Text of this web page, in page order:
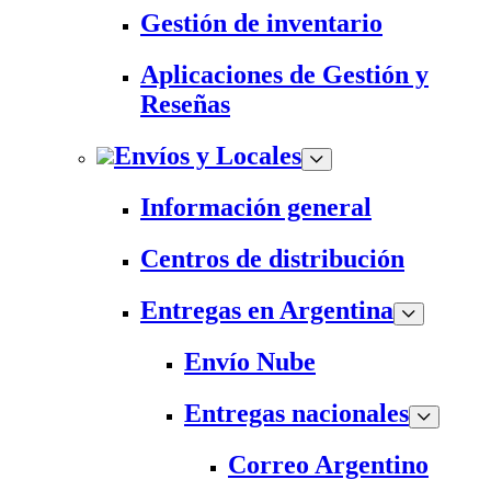
Gestión de inventario
Aplicaciones de Gestión y
Reseñas
Envíos y Locales
Información general
Centros de distribución
Entregas en Argentina
Envío Nube
Entregas nacionales
Correo Argentino